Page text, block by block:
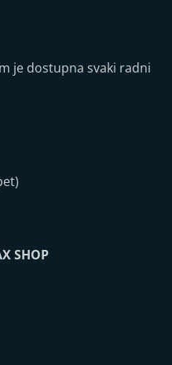
je dostupna svaki radni
SHOP